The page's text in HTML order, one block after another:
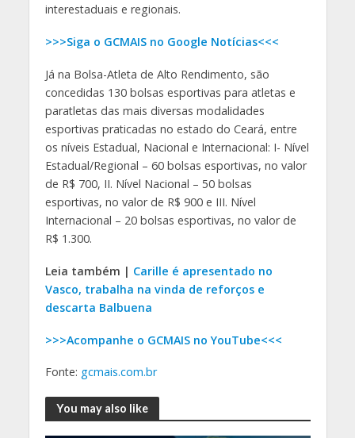
interestaduais e regionais.
>>>Siga o GCMAIS no Google Notícias<<<
Já na Bolsa-Atleta de Alto Rendimento, são
concedidas 130 bolsas esportivas para atletas e
paratletas das mais diversas modalidades
esportivas praticadas no estado do Ceará, entre
os níveis Estadual, Nacional e Internacional: I- Nível
Estadual/Regional – 60 bolsas esportivas, no valor
de R$ 700, II. Nível Nacional – 50 bolsas
esportivas, no valor de R$ 900 e III. Nível
Internacional – 20 bolsas esportivas, no valor de
R$ 1.300.
Leia também | Carille é apresentado no
Vasco, trabalha na vinda de reforços e
descarta Balbuena
>>>Acompanhe o GCMAIS no YouTube<<<
Fonte: gcmais.com.br
You may also like